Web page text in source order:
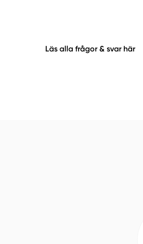
Läs alla frågor & svar här